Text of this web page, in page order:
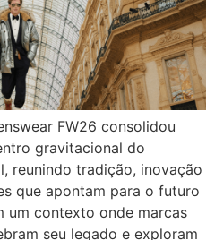
FW26 consolidou
gravitacional do
reunindo tradição, inovação
que apontam para o futuro
um contexto onde marcas
seu legado e exploram